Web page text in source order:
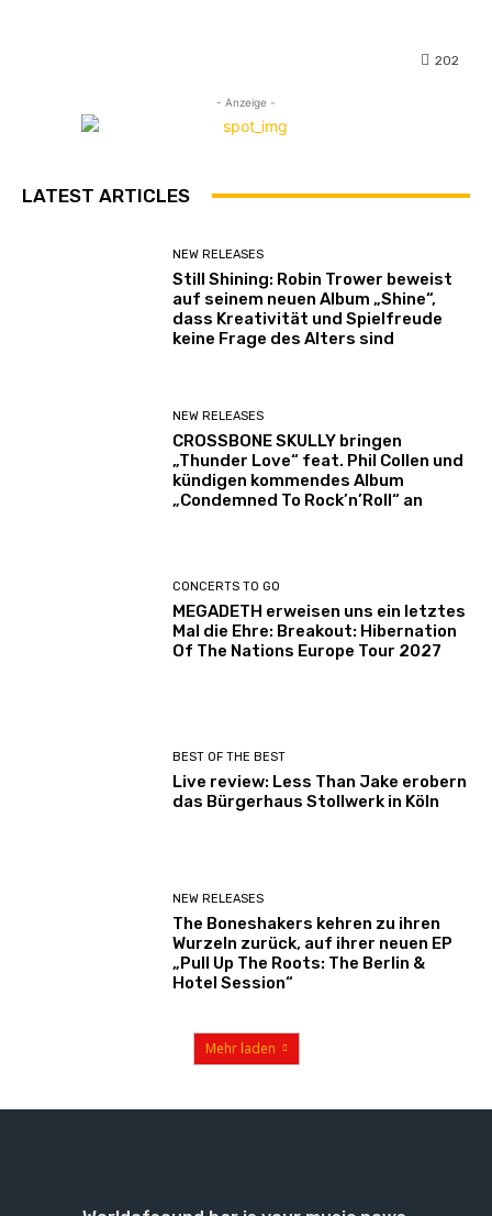
202
- Anzeige -
LATEST ARTICLES
NEW RELEASES
Still Shining: Robin Trower beweist
auf seinem neuen Album „Shine“,
dass Kreativität und Spielfreude
keine Frage des Alters sind
NEW RELEASES
CROSSBONE SKULLY bringen
„Thunder Love“ feat. Phil Collen und
kündigen kommendes Album
„Condemned To Rock’n’Roll“ an
CONCERTS TO GO
MEGADETH erweisen uns ein letztes
Mal die Ehre: Breakout: Hibernation
Of The Nations Europe Tour 2027
BEST OF THE BEST
Live review: Less Than Jake erobern
das Bürgerhaus Stollwerk in Köln
NEW RELEASES
The Boneshakers kehren zu ihren
Wurzeln zurück, auf ihrer neuen EP
„Pull Up The Roots: The Berlin &
Hotel Session“
Mehr laden